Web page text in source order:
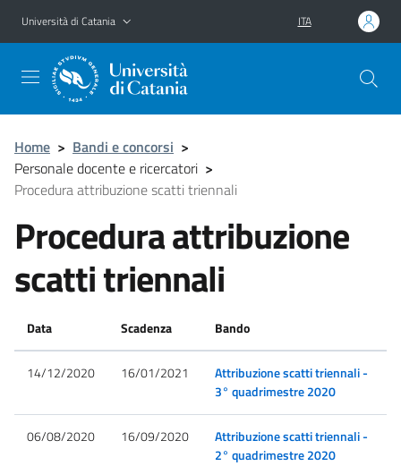
Vai al contenuto principale
Vai al menu di navigazione
Università di Catania ITA
Home > Bandi e concorsi >
Personale docente e ricercatori >
Procedura attribuzione scatti triennali
Procedura attribuzione
scatti triennali
Data Scadenza Bando
14/12/2020 16/01/2021
Attribuzione scatti triennali -
3° quadrimestre 2020
06/08/2020 16/09/2020
Attribuzione scatti triennali -
2° quadrimestre 2020